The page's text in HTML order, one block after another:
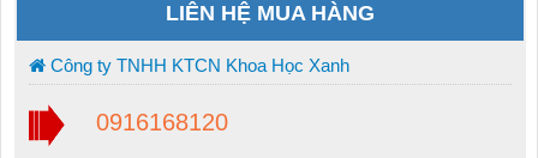
LIÊN HỆ MUA HÀNG
Công ty TNHH KTCN Khoa Học Xanh
0916168120